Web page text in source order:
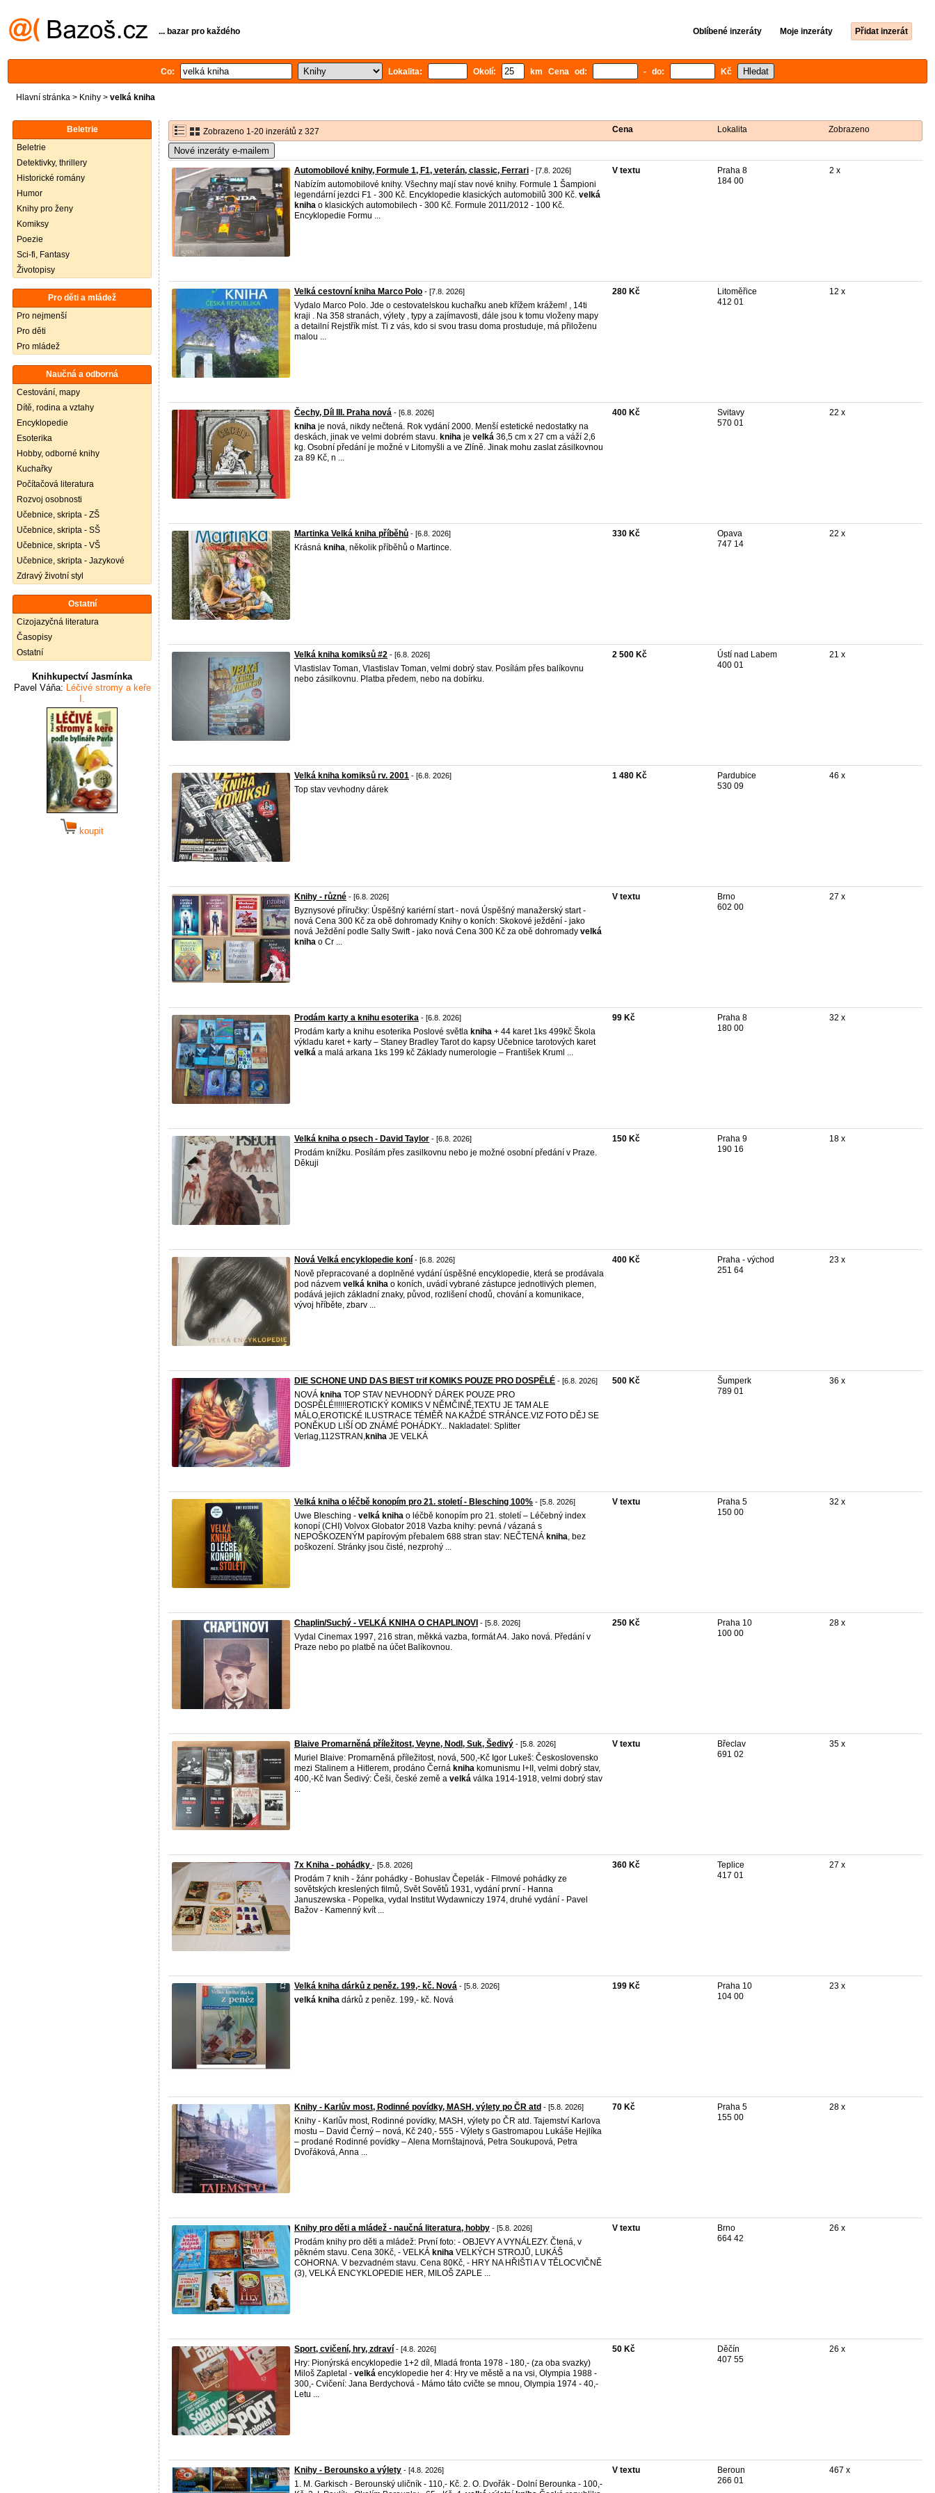
... bazar pro každého Oblíbené inzeráty Moje inzeráty Přidat inzerát
Co: Lokalita: Okolí: km Cena od: - do: Kč
Hlavní stránka > Knihy > velká kniha
Beletrie
Beletrie
Detektivky, thrillery
Historické romány
Humor
Knihy pro ženy
Komiksy
Poezie
Sci-fi, Fantasy
Životopisy
Pro děti a mládež
Pro nejmenší
Pro děti
Pro mládež
Naučná a odborná
Cestování, mapy
Dítě, rodina a vztahy
Encyklopedie
Esoterika
Hobby, odborné knihy
Kuchařky
Počítačová literatura
Rozvoj osobnosti
Učebnice, skripta - ZŠ
Učebnice, skripta - SŠ
Učebnice, skripta - VŠ
Učebnice, skripta - Jazykové
Zdravý životní styl
Ostatní
Cizojazyčná literatura
Časopisy
Ostatní
Knihkupectví Jasmínka
Pavel Váňa: Léčivé stromy a keře
I.
koupit
Zobrazeno 1-20 inzerátů z 327 Cena Lokalita Zobrazeno
Nové inzeráty e-mailem
Automobilové knihy, Formule 1, F1, veterán, classic, Ferrari - [7.8. 2026]
Nabízím automobilové knihy. Všechny mají stav nové knihy. Formule 1 Šampioni
legendární jezdci F1 - 300 Kč. Encyklopedie klasických automobilů 300 Kč. velká
kniha o klasických automobilech - 300 Kč. Formule 2011/2012 - 100 Kč.
Encyklopedie Formu ...
V textu
Praha 8
184 00
2 x
Velká cestovní kniha Marco Polo - [7.8. 2026]
Vydalo Marco Polo. Jde o cestovatelskou kuchařku aneb křížem krážem! , 14ti
kraji . Na 358 stranách, výlety , typy a zajímavosti, dále jsou k tomu vloženy mapy
a detailní Rejstřík míst. Ti z vás, kdo si svou trasu doma prostuduje, má přiloženu
malou ...
280 Kč
Litoměřice
412 01
12 x
Čechy, Díl III. Praha nová - [6.8. 2026]
kniha je nová, nikdy nečtená. Rok vydání 2000. Menší estetické nedostatky na
deskách, jinak ve velmi dobrém stavu. kniha je velká 36,5 cm x 27 cm a váží 2,6
kg. Osobní předání je možné v Litomyšli a ve Zlíně. Jinak mohu zaslat zásilkovnou
za 89 Kč, n ...
400 Kč
Svitavy
570 01
22 x
Martinka Velká kniha příběhů - [6.8. 2026]
Krásná kniha, několik příběhů o Martince.
330 Kč
Opava
747 14
22 x
Velká kniha komiksů #2 - [6.8. 2026]
Vlastislav Toman, Vlastislav Toman, velmi dobrý stav. Posílám přes balíkovnu
nebo zásilkovnu. Platba předem, nebo na dobírku.
2 500 Kč
Ústí nad Labem
400 01
21 x
Velká kniha komiksů rv. 2001 - [6.8. 2026]
Top stav vevhodny dárek
1 480 Kč
Pardubice
530 09
46 x
Knihy - různé - [6.8. 2026]
Byznysové příručky: Úspěšný kariérní start - nová Úspěšný manažerský start -
nová Cena 300 Kč za obě dohromady Knihy o koních: Skokové ježdění - jako
nová Ježdění podle Sally Swift - jako nová Cena 300 Kč za obě dohromady velká
kniha o Cr ...
V textu
Brno
602 00
27 x
Prodám karty a knihu esoterika - [6.8. 2026]
Prodám karty a knihu esoterika Poslové světla kniha + 44 karet 1ks 499kč Škola
výkladu karet + karty – Staney Bradley Tarot do kapsy Učebnice tarotových karet
velká a malá arkana 1ks 199 kč Základy numerologie – František Kruml ...
99 Kč
Praha 8
180 00
32 x
Velká kniha o psech - David Taylor - [6.8. 2026]
Prodám knížku. Posílám přes zasilkovnu nebo je možné osobní předání v Praze.
Děkuji
150 Kč
Praha 9
190 16
18 x
Nová Velká encyklopedie koní - [6.8. 2026]
Nově přepracované a doplněné vydání úspěšné encyklopedie, která se prodávala
pod názvem velká kniha o koních, uvádí vybrané zástupce jednotlivých plemen,
podává jejich základní znaky, původ, rozlišení chodů, chování a komunikace,
vývoj hříběte, zbarv ...
400 Kč
Praha - východ
251 64
23 x
DIE SCHONE UND DAS BIEST trif KOMIKS POUZE PRO DOSPĚLÉ - [6.8. 2026]
NOVÁ kniha TOP STAV NEVHODNÝ DÁREK POUZE PRO
DOSPĚLÉ!!!!!!EROTICKÝ KOMIKS V NĚMČINĚ,TEXTU JE TAM ALE
MÁLO,EROTICKÉ ILUSTRACE TÉMĚŘ NA KAŽDÉ STRÁNCE.VIZ FOTO DĚJ SE
PONĚKUD LIŠÍ OD ZNÁMÉ POHÁDKY... Nakladatel: Splitter
Verlag,112STRAN,kniha JE VELKÁ
500 Kč
Šumperk
789 01
36 x
Velká kniha o léčbě konopím pro 21. století - Blesching 100% - [5.8. 2026]
Uwe Blesching - velká kniha o léčbě konopím pro 21. století – Léčebný index
konopí (CHI) Volvox Globator 2018 Vazba knihy: pevná / vázaná s
NEPOŠKOZENÝM papírovým přebalem 688 stran stav: NEČTENÁ kniha, bez
poškození. Stránky jsou čisté, nezprohý ...
V textu
Praha 5
150 00
32 x
Chaplin/Suchý - VELKÁ KNIHA O CHAPLINOVI - [5.8. 2026]
Vydal Cinemax 1997, 216 stran, měkká vazba, formát A4. Jako nová. Předání v
Praze nebo po platbě na účet Balíkovnou.
250 Kč
Praha 10
100 00
28 x
Blaive Promarněná příležitost, Veyne, Nodl, Suk, Šedivý - [5.8. 2026]
Muriel Blaive: Promarněná příležitost, nová, 500,-Kč Igor Lukeš: Československo
mezi Stalinem a Hitlerem, prodáno Černá kniha komunismu I+II, velmi dobrý stav,
400,-Kč Ivan Šedivý: Češi, české země a velká válka 1914-1918, velmi dobrý stav
...
V textu
Břeclav
691 02
35 x
7x Kniha - pohádky - [5.8. 2026]
Prodám 7 knih - žánr pohádky - Bohuslav Čepelák - Filmové pohádky ze
sovětských kreslených filmů, Svět Sovětů 1931, vydání první - Hanna
Januszewska - Popelka, vydal Institut Wydawniczy 1974, druhé vydání - Pavel
Bažov - Kamenný kvít ...
360 Kč
Teplice
417 01
27 x
Velká kniha dárků z peněz. 199,- kč. Nová - [5.8. 2026]
velká kniha dárků z peněz. 199,- kč. Nová
199 Kč
Praha 10
104 00
23 x
Knihy - Karlův most, Rodinné povídky, MASH, výlety po ČR atd - [5.8. 2026]
Knihy - Karlův most, Rodinné povídky, MASH, výlety po ČR atd. Tajemství Karlova
mostu – David Černý – nová, Kč 240,- 555 - Výlety s Gastromapou Lukáše Hejlíka
– prodané Rodinné povídky – Alena Mornštajnová, Petra Soukupová, Petra
Dvořáková, Anna ...
70 Kč
Praha 5
155 00
28 x
Knihy pro děti a mládež - naučná literatura, hobby - [5.8. 2026]
Prodám knihy pro děti a mládež: První foto: - OBJEVY A VYNÁLEZY. Čtená, v
pěkném stavu. Cena 30Kč, - VELKÁ kniha VELKÝCH STROJŮ, LUKÁŠ
COHORNA. V bezvadném stavu. Cena 80Kč, - HRY NA HŘIŠTI A V TĚLOCVIČNĚ
(3), VELKÁ ENCYKLOPEDIE HER, MILOŠ ZAPLE ...
V textu
Brno
664 42
26 x
Sport, cvičení, hry, zdraví - [4.8. 2026]
Hry: Pionýrská encyklopedie 1+2 díl, Mladá fronta 1978 - 180,- (za oba svazky)
Miloš Zapletal - velká encyklopedie her 4: Hry ve městě a na vsi, Olympia 1988 -
300,- Cvičení: Jana Berdychová - Mámo táto cvičte se mnou, Olympia 1974 - 40,-
Letu ...
50 Kč
Děčín
407 55
26 x
Knihy - Berounsko a výlety - [4.8. 2026]
1. M. Garkisch - Berounský uličník - 110,- Kč. 2. O. Dvořák - Dolní Berounka - 100,-
V textu
Beroun
266 01
467 x